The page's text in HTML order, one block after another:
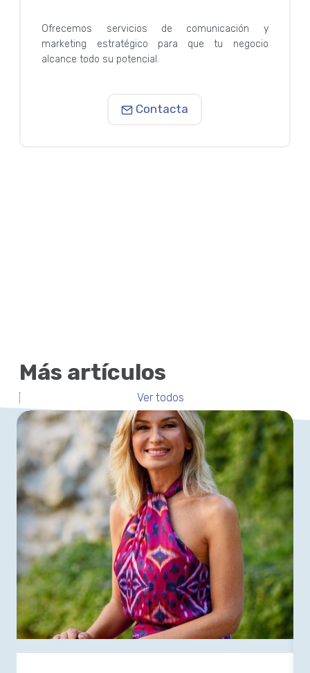
Ofrecemos servicios de comunicación y
marketing estratégico para que tu negocio
alcance todo su potencial.
Contacta
Más artículos
Ver todos